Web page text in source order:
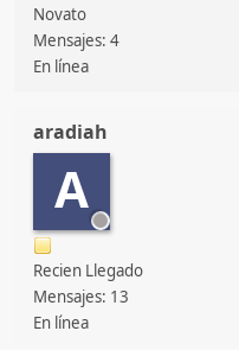
Novato
Mensajes: 4
En línea
aradiah
A
Recien Llegado
Mensajes: 13
En línea